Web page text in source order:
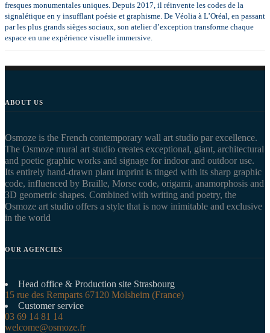
fresques monumentales uniques. Depuis 2017, il réinvente les codes de la
signalétique en y insufflant poésie et graphisme. De Véolia à L’Oréal, en passant
par les plus grands sièges sociaux, son atelier d’exception transforme chaque
espace en une expérience visuelle immersive.
ABOUT US
Osmoze is the French contemporary wall art studio par excellence.
The Osmoze mural art studio creates exceptional, giant, architectural
and poetic graphic works and signage for indoor and outdoor use.
Its entirely hand-drawn plant imprint is tinged with its sharp graphic
code, influenced by Braille, Morse code, origami, anamorphosis and
3D geometric shapes. Combined with writing and poetry, the
Osmoze art studio offers a style that is now inimitable and exclusive
in the world
OUR AGENCIES
Head office & Production site Strasbourg
15 rue des Remparts 67120 Molsheim (France)
Customer service
03 69 14 81 14
welcome@osmoze.fr